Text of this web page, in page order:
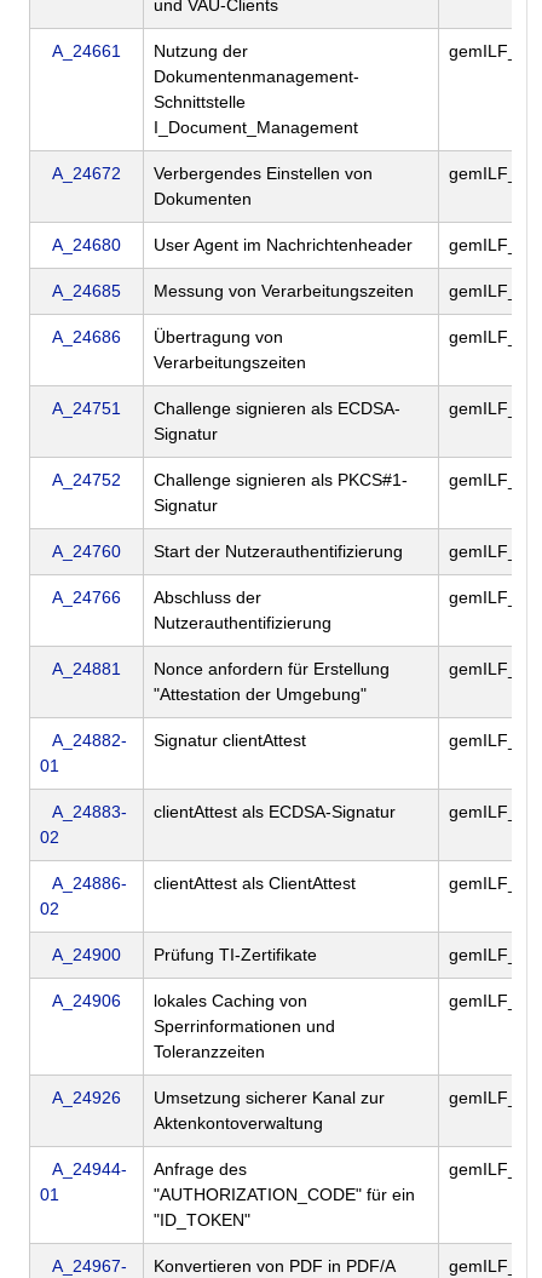
und VAU-Clients
A_24661
Nutzung der
Dokumentenmanagement-
Schnittstelle
I_Document_Management
A_24672
Verbergendes Einstellen von
Dokumenten
A_24680 User Agent im Nachrichtenheader
A_24685 Messung von Verarbeitungszeiten
A_24686
Übertragung von
Verarbeitungszeiten
A_24751
Challenge signieren als ECDSA-
Signatur
A_24752
Challenge signieren als PKCS#1-
Signatur
A_24760 Start der Nutzerauthentifizierung
A_24766
Abschluss der
Nutzerauthentifizierung
A_24881
Nonce anfordern für Erstellung
"Attestation der Umgebung"
A_24882-
01
Signatur clientAttest
A_24883-
02
clientAttest als ECDSA-Signatur
A_24886-
02
clientAttest als ClientAttest
A_24900 Prüfung TI-Zertifikate
A_24906
lokales Caching von
Sperrinformationen und
Toleranzzeiten
A_24926
Umsetzung sicherer Kanal zur
Aktenkontoverwaltung
A_24944-
01
Anfrage des
"AUTHORIZATION_CODE" für ein
"ID_TOKEN"
A_24967-
Konvertieren von PDF in PDF/A